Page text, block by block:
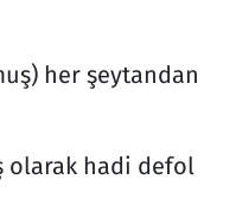
her şeytandan
olarak hadi defol